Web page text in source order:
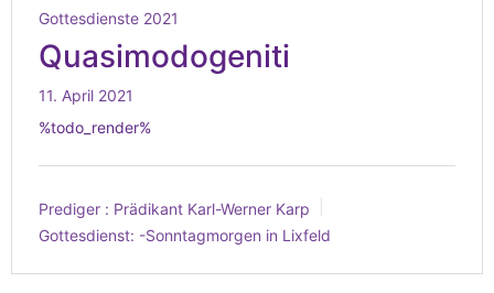
Gottesdienste 2021
Quasimodogeniti
11. April 2021
%todo_render%
Prediger : Prädikant Karl-Werner Karp
Gottesdienst: -Sonntagmorgen in Lixfeld